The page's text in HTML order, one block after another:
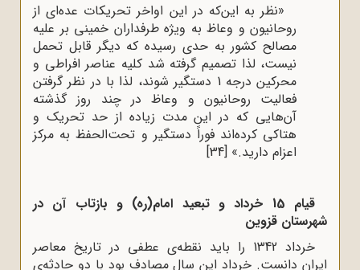
«نظر به این‌که در این اواخر تحریکات عده‌ای از
روحانیون و وعاظ به ویژه طرفداران خمینی بر علیه
مصالح کشور به حدی رسیده که دیگر قابل تحمل
نیست، لذا تصمیم گرفته شد کلیه عناصر افراطی و
محرکین درجه 1 دستگیر شوند، لذا با در نظر گرفتن
فعالیت روحانیون و وعاظ در چند روز گذشته
آن‌هایی که در این مدت زیاده از حد تحریک و
هتاکی کرده‌اند فوراً دستگیر و تحت‌الحفظ به مرکز
اعزام دارید.» [34]
قیام 15 خرداد و تبعید امام(ره)
و بازتاب آن در
شهرستان قزوین
خرداد 1342 را باید نقطه‌ی عطفی در تاریخ معاصر
ایران دانست. خرداد این سال مصادف بود با دو حادثه‌ی